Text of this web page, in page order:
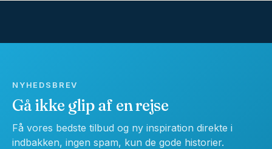
NYHEDSBREV
Gå ikke glip af en rejse
Få vores bedste tilbud og ny inspiration direkte i
indbakken, ingen spam, kun de gode historier.